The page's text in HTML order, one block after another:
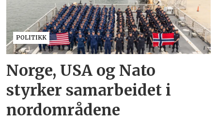
POLITIKK
Norge, USA og Nato
styrker samarbeidet i
nordområdene